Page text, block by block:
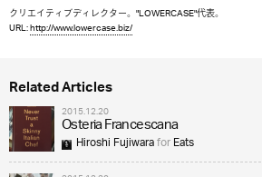
クリエイティブディレクター。"LOWERCASE"代表。
URL:http://www.lowercase.biz/
Related Articles
2015.12.20
Osteria Francescana
Hiroshi FujiwaraforEats